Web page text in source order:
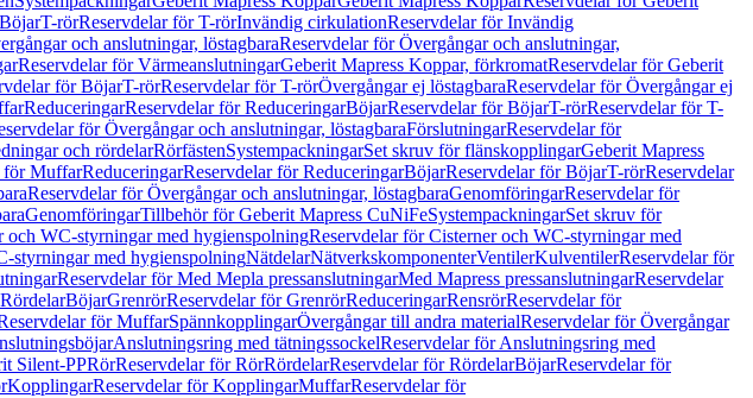
T-rörReservdelar för T-rörInvändig cirkulationReservdelar för Invändig
och anslutningar, löstagbaraReservdelar för Övergångar och anslutningar,
Reservdelar för VärmeanslutningarGeberit Mapress Koppar, förkromatReservdelar för Geberit
för BöjarT-rörReservdelar för T-rörÖvergångar ej löstagbaraReservdelar för Övergångar ej
ReduceringarReservdelar för ReduceringarBöjarReservdelar för BöjarT-rörReservdelar för T-
för Övergångar och anslutningar, löstagbaraFörslutningarReservdelar för
och rördelarRörfästenSystempackningarSet skruv för flänskopplingarGeberit Mapress
för MuffarReduceringarReservdelar för ReduceringarBöjarReservdelar för BöjarT-rörReservdelar
Reservdelar för Övergångar och anslutningar, löstagbaraGenomföringarReservdelar för
GenomföringarTillbehör för Geberit Mapress CuNiFeSystempackningarSet skruv för
och WC-styrningar med hygienspolningReservdelar för Cisterner och WC-styrningar med
styrningar med hygienspolningNätdelarNätverkskomponenterVentilerKulventilerReservdelar för
Reservdelar för Med Mepla pressanslutningarMed Mapress pressanslutningarReservdelar
BöjarGrenrörReservdelar för GrenrörReduceringarRensrörReservdelar för
för MuffarSpännkopplingarÖvergångar till andra materialReservdelar för Övergångar
Anslutningsring med tätningssockelReservdelar för Anslutningsring med
Silent-PPRörReservdelar för RörRördelarReservdelar för RördelarBöjarReservdelar för
KopplingarReservdelar för KopplingarMuffarReservdelar för